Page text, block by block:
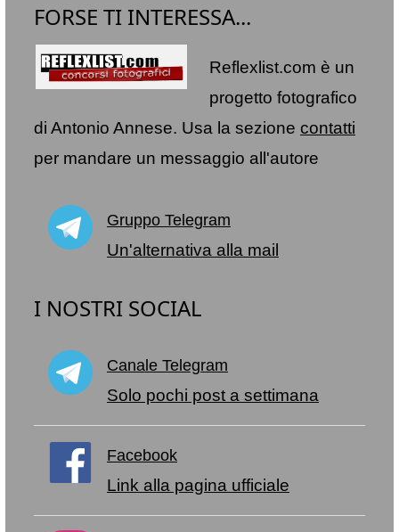
FORSE TI INTERESSA...
Reflexlist.com è un
progetto fotografico
di Antonio Annese. Usa la sezione contatti
per mandare un messaggio all'autore
Gruppo Telegram
Un'alternativa alla mail
I NOSTRI SOCIAL
Canale Telegram
Solo pochi post a settimana
Facebook
Link alla pagina ufficiale